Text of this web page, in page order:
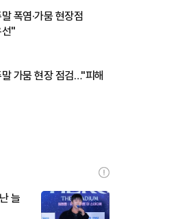
폭염·가뭄 현장점
"
가뭄 현장 점검…"피해
늘